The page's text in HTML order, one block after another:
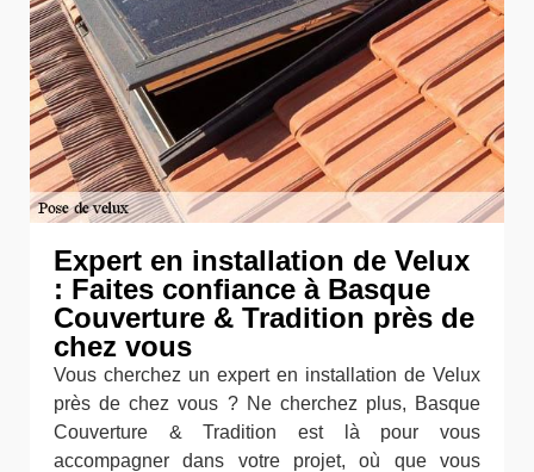
Expert en installation de Velux
: Faites confiance à Basque
Couverture & Tradition près de
chez vous
Vous cherchez un expert en installation de Velux
près de chez vous ? Ne cherchez plus, Basque
Couverture & Tradition est là pour vous
accompagner dans votre projet, où que vous